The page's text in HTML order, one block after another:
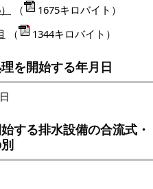
（
1675キロバイト）
（ 1344キロバイト）
を開始する年月日
する排水設備の合流式・